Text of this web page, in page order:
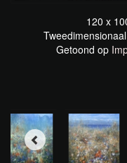
120 x
Getoond op